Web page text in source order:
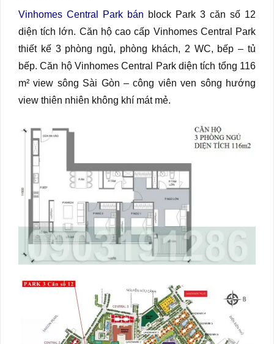
Vinhomes Central Park bán block Park 3 căn số 12
diện tích lớn. Căn hộ cao cấp Vinhomes Central Park
thiết kế 3 phòng ngủ, phòng khách, 2 WC, bếp – tủ
bếp. Căn hộ Vinhomes Central Park diện tích tổng 116
m² view sông Sài Gòn – công viên ven sông hướng
view thiên nhiên không khí mát mẻ.